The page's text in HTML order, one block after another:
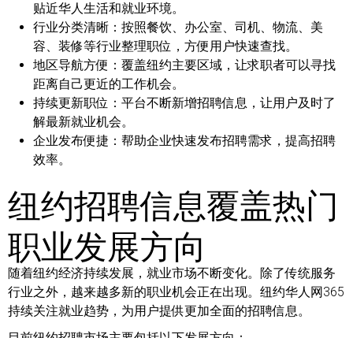
贴近华人生活和就业环境。
行业分类清晰： 按照餐饮、办公室、司机、物流、美
容、装修等行业整理职位，方便用户快速查找。
地区导航方便： 覆盖纽约主要区域，让求职者可以寻找
距离自己更近的工作机会。
持续更新职位： 平台不断新增招聘信息，让用户及时了
解最新就业机会。
企业发布便捷： 帮助企业快速发布招聘需求，提高招聘
效率。
纽约招聘信息覆盖热门
职业发展方向
随着纽约经济持续发展，就业市场不断变化。除了传统服务
行业之外，越来越多新的职业机会正在出现。纽约华人网365
持续关注就业趋势，为用户提供更加全面的招聘信息。